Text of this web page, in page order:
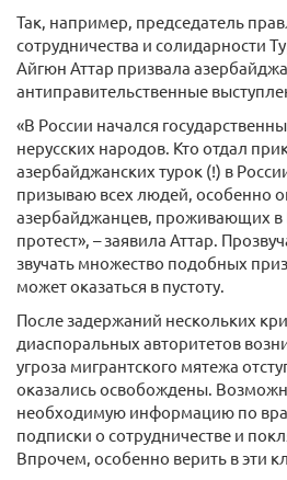
Так, например, председатель
сотрудничества и солидарности
Айгюн Аттар призвала
антиправительственные
«В России начался
нерусских народов. Кто отдал
азербайджанских турок (!) в
призываю всех людей, особенно
азербайджанцев, проживающих в
протест», – заявила Аттар.
звучать множество подобных
может оказаться в пустоту.
После задержаний нескольких
диаспоральных авторитетов
угроза мигрантского мятежа
оказались освобождены.
необходимую информацию по
подписки о сотрудничестве и
Впрочем, особенно верить в эти